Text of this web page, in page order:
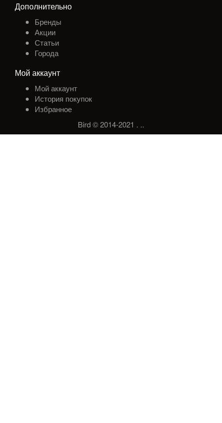
Дополнительно
Бренды
Акции
Статьи
Города
Мой аккаунт
Мой аккаунт
История покупок
Избранное
Bird © 2014-2021 . ..